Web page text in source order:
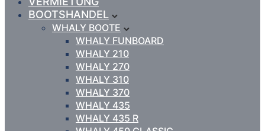
BOOTSHANDEL
WHALY BOOTE
WHALY FUNBOARD
WHALY 210
WHALY 270
WHALY 310
WHALY 370
WHALY 435
WHALY 435 R